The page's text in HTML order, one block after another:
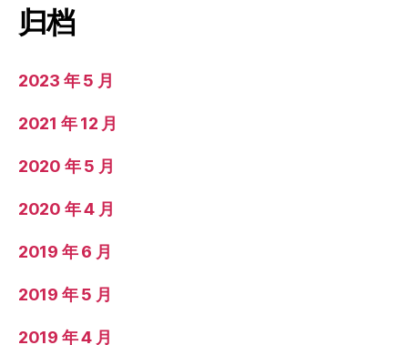
归档
2023 年 5 月
2021 年 12 月
2020 年 5 月
2020 年 4 月
2019 年 6 月
2019 年 5 月
2019 年 4 月